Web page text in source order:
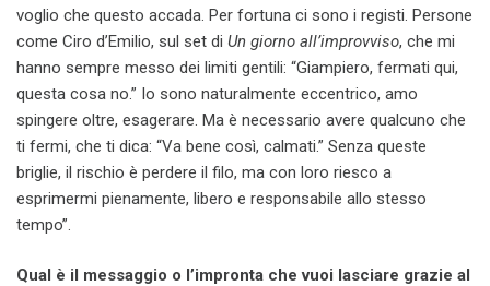
voglio che questo accada. Per fortuna ci sono i registi. Persone
come Ciro d’Emilio, sul set di Un giorno all’improvviso, che mi
hanno sempre messo dei limiti gentili: “Giampiero, fermati qui,
questa cosa no.” Io sono naturalmente eccentrico, amo
spingere oltre, esagerare. Ma è necessario avere qualcuno che
ti fermi, che ti dica: “Va bene così, calmati.” Senza queste
briglie, il rischio è perdere il filo, ma con loro riesco a
esprimermi pienamente, libero e responsabile allo stesso
tempo”.
Qual è il messaggio o l’impronta che vuoi lasciare grazie al